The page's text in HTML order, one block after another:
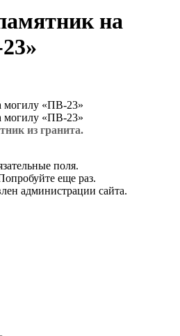
на
из гранита.
поля.
еще раз.
администрации сайта.